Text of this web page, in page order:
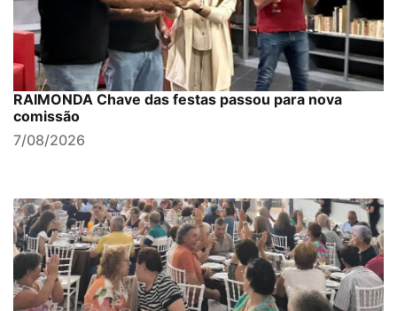
RAIMONDA Chave das festas passou para nova
comissão
7/08/2026